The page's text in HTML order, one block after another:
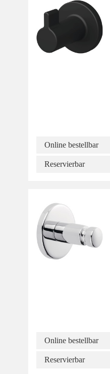
Online bestellbar
Reservierbar
Online bestellbar
Reservierbar